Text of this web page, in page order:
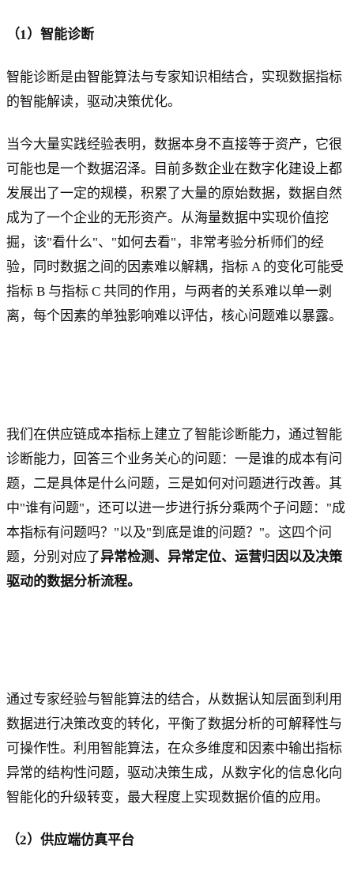
（1）智能诊断
智能诊断是由智能算法与专家知识相结合，实现数据指标
的智能解读，驱动决策优化。
当今大量实践经验表明，数据本身不直接等于资产，它很
可能也是一个数据沼泽。目前多数企业在数字化建设上都
发展出了一定的规模，积累了大量的原始数据，数据自然
成为了一个企业的无形资产。从海量数据中实现价值挖
掘，该"看什么"、"如何去看"，非常考验分析师们的经
验，同时数据之间的因素难以解耦，指标 A 的变化可能受
指标 B 与指标 C 共同的作用，与两者的关系难以单一剥
离，每个因素的单独影响难以评估，核心问题难以暴露。
我们在供应链成本指标上建立了智能诊断能力，通过智能
诊断能力，回答三个业务关心的问题：一是谁的成本有问
题，二是具体是什么问题，三是如何对问题进行改善。其
中"谁有问题"，还可以进一步进行拆分乘两个子问题："成
本指标有问题吗？"以及"到底是谁的问题？"。这四个问
题，分别对应了异常检测、异常定位、运营归因以及决策
驱动的数据分析流程。
通过专家经验与智能算法的结合，从数据认知层面到利用
数据进行决策改变的转化，平衡了数据分析的可解释性与
可操作性。利用智能算法，在众多维度和因素中输出指标
异常的结构性问题，驱动决策生成，从数字化的信息化向
智能化的升级转变，最大程度上实现数据价值的应用。
（2）供应端仿真平台